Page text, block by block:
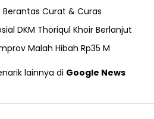
Berantas Curat & Curas
DKM Thoriqul Khoir Berlanjut
Malah Hibah Rp35 M
lainnya di Google News